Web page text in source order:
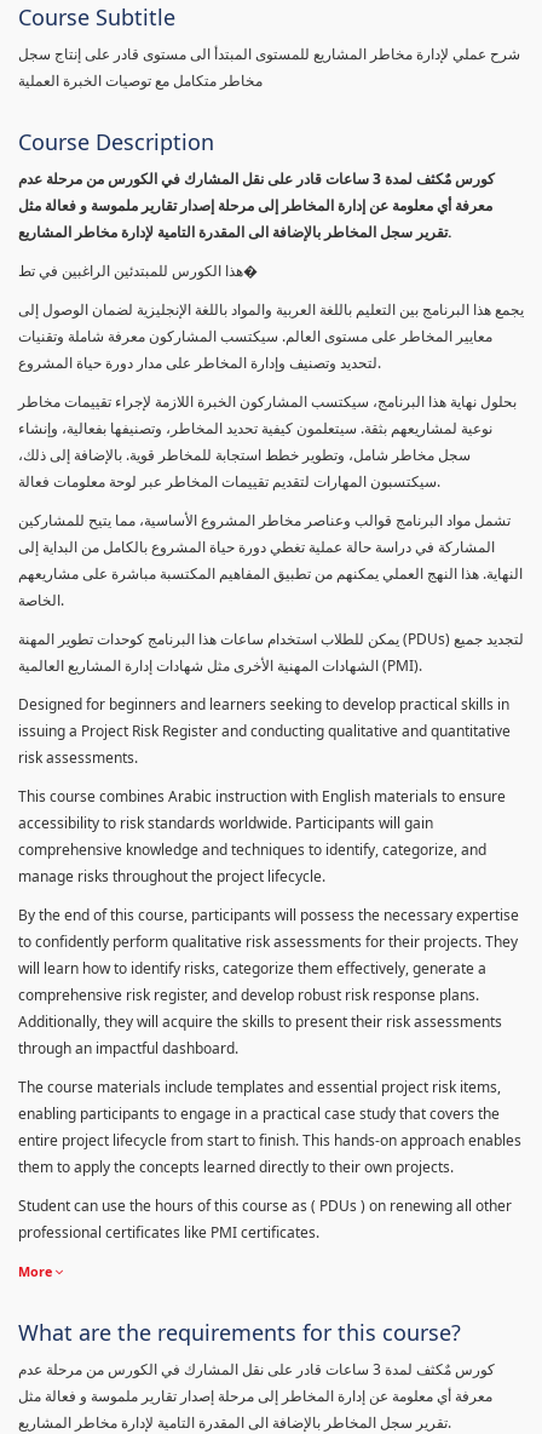
Course Subtitle
شرح عملي لإدارة مخاطر المشاريع للمستوى المبتدأ الى مستوى قادر على إنتاج سجل
مخاطر متكامل مع توصيات الخبرة العملية
Course Description
كورس مٌكثف لمدة 3 ساعات قادر على نقل المشارك في الكورس من مرحلة عدم
معرفة أي معلومة عن إدارة المخاطر إلى مرحلة إصدار تقارير ملموسة و فعالة مثل
تقرير سجل المخاطر بالإضافة الى المقدرة التامية لإدارة مخاطر المشاريع.
هذا الكورس للمبتدئين الراغبين في تط�
يجمع هذا البرنامج بين التعليم باللغة العربية والمواد باللغة الإنجليزية لضمان الوصول إلى
معايير المخاطر على مستوى العالم. سيكتسب المشاركون معرفة شاملة وتقنيات
لتحديد وتصنيف وإدارة المخاطر على مدار دورة حياة المشروع.
بحلول نهاية هذا البرنامج، سيكتسب المشاركون الخبرة اللازمة لإجراء تقييمات مخاطر
نوعية لمشاريعهم بثقة. سيتعلمون كيفية تحديد المخاطر، وتصنيفها بفعالية، وإنشاء
سجل مخاطر شامل، وتطوير خطط استجابة للمخاطر قوية. بالإضافة إلى ذلك،
سيكتسبون المهارات لتقديم تقييمات المخاطر عبر لوحة معلومات فعالة.
تشمل مواد البرنامج قوالب وعناصر مخاطر المشروع الأساسية، مما يتيح للمشاركين
المشاركة في دراسة حالة عملية تغطي دورة حياة المشروع بالكامل من البداية إلى
النهاية. هذا النهج العملي يمكنهم من تطبيق المفاهيم المكتسبة مباشرة على مشاريعهم
الخاصة.
يمكن للطلاب استخدام ساعات هذا البرنامج كوحدات تطوير المهنة (PDUs) لتجديد جميع
الشهادات المهنية الأخرى مثل شهادات إدارة المشاريع العالمية (PMI).
Designed for beginners and learners seeking to develop practical skills in
issuing a Project Risk Register and conducting qualitative and quantitative
risk assessments.
This course combines Arabic instruction with English materials to ensure
accessibility to risk standards worldwide. Participants will gain
comprehensive knowledge and techniques to identify, categorize, and
manage risks throughout the project lifecycle.
By the end of this course, participants will possess the necessary expertise
to confidently perform qualitative risk assessments for their projects. They
will learn how to identify risks, categorize them effectively, generate a
comprehensive risk register, and develop robust risk response plans.
Additionally, they will acquire the skills to present their risk assessments
through an impactful dashboard.
The course materials include templates and essential project risk items,
enabling participants to engage in a practical case study that covers the
entire project lifecycle from start to finish. This hands-on approach enables
them to apply the concepts learned directly to their own projects.
Student can use the hours of this course as ( PDUs ) on renewing all other
professional certificates like PMI certificates.
More
What are the requirements for this course?
كورس مٌكثف لمدة 3 ساعات قادر على نقل المشارك في الكورس من مرحلة عدم
معرفة أي معلومة عن إدارة المخاطر إلى مرحلة إصدار تقارير ملموسة و فعالة مثل
تقرير سجل المخاطر بالإضافة الى المقدرة التامية لإدارة مخاطر المشاريع.